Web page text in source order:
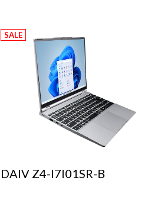
SALE
DAIV Z4-I7I01SR-B